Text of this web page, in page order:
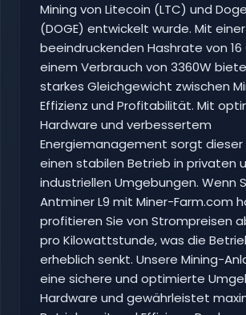
Mining von Litecoin (LTC) und
(DOGE) entwickelt wurde. Mit einer
beeindruckenden Hashrate von 16
einem Verbrauch von 3360W
starkes Gleichgewicht zwischen
Effizienz und Profitabilität. Mit
Hardware und verbessertem
Energiemanagement sorgt dieser
einen stabilen Betrieb in privaten
industriellen Umgebungen. Wenn
Antminer L9 mit Miner-Farm.com
profitieren Sie von Strompreisen
pro Kilowattstunde, was die
erheblich senkt. Unsere Mining-
eine sichere und optimierte
Hardware und gewährleistet